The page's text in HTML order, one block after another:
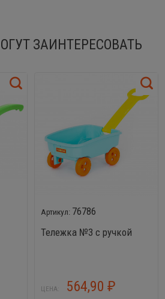
ЗАИНТЕРЕСОВАТЬ
76786
Тележка №3 с ручкой
ЦЕНА: 564,90 ₽